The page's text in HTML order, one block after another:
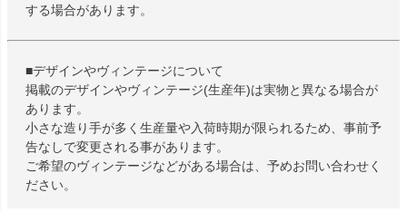
する場合があります。
■デザインやヴィンテージについて
掲載のデザインやヴィンテージ(生産年)は実物と異なる場合が
あります。
小さな造り手が多く生産量や入荷時期が限られるため、事前予
告なしで変更される事があります。
ご希望のヴィンテージなどがある場合は、予めお問い合わせく
ださい。